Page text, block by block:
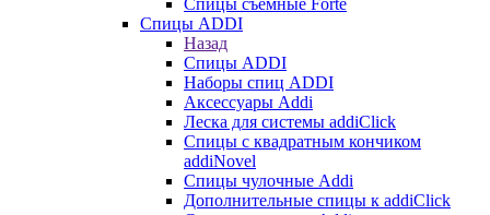
Спицы ADDI
Назад
Спицы ADDI
Наборы спиц ADDI
Аксессуары Addi
Леска для системы addiClick
Спицы с квадратным кончиком
addiNovel
Спицы чулочные Addi
Дополнительные спицы к addiClick